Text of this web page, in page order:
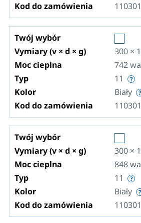
Kod do zamówienia
Twój wybór
Vymiary (v × d × g)
300 ×
Moc cieplna
742
Typ
11
Kolor
Biały
Kod do zamówienia
Twój wybór
Vymiary (v × d × g)
300 ×
Moc cieplna
848
Typ
11
Kolor
Biały
Kod do zamówienia